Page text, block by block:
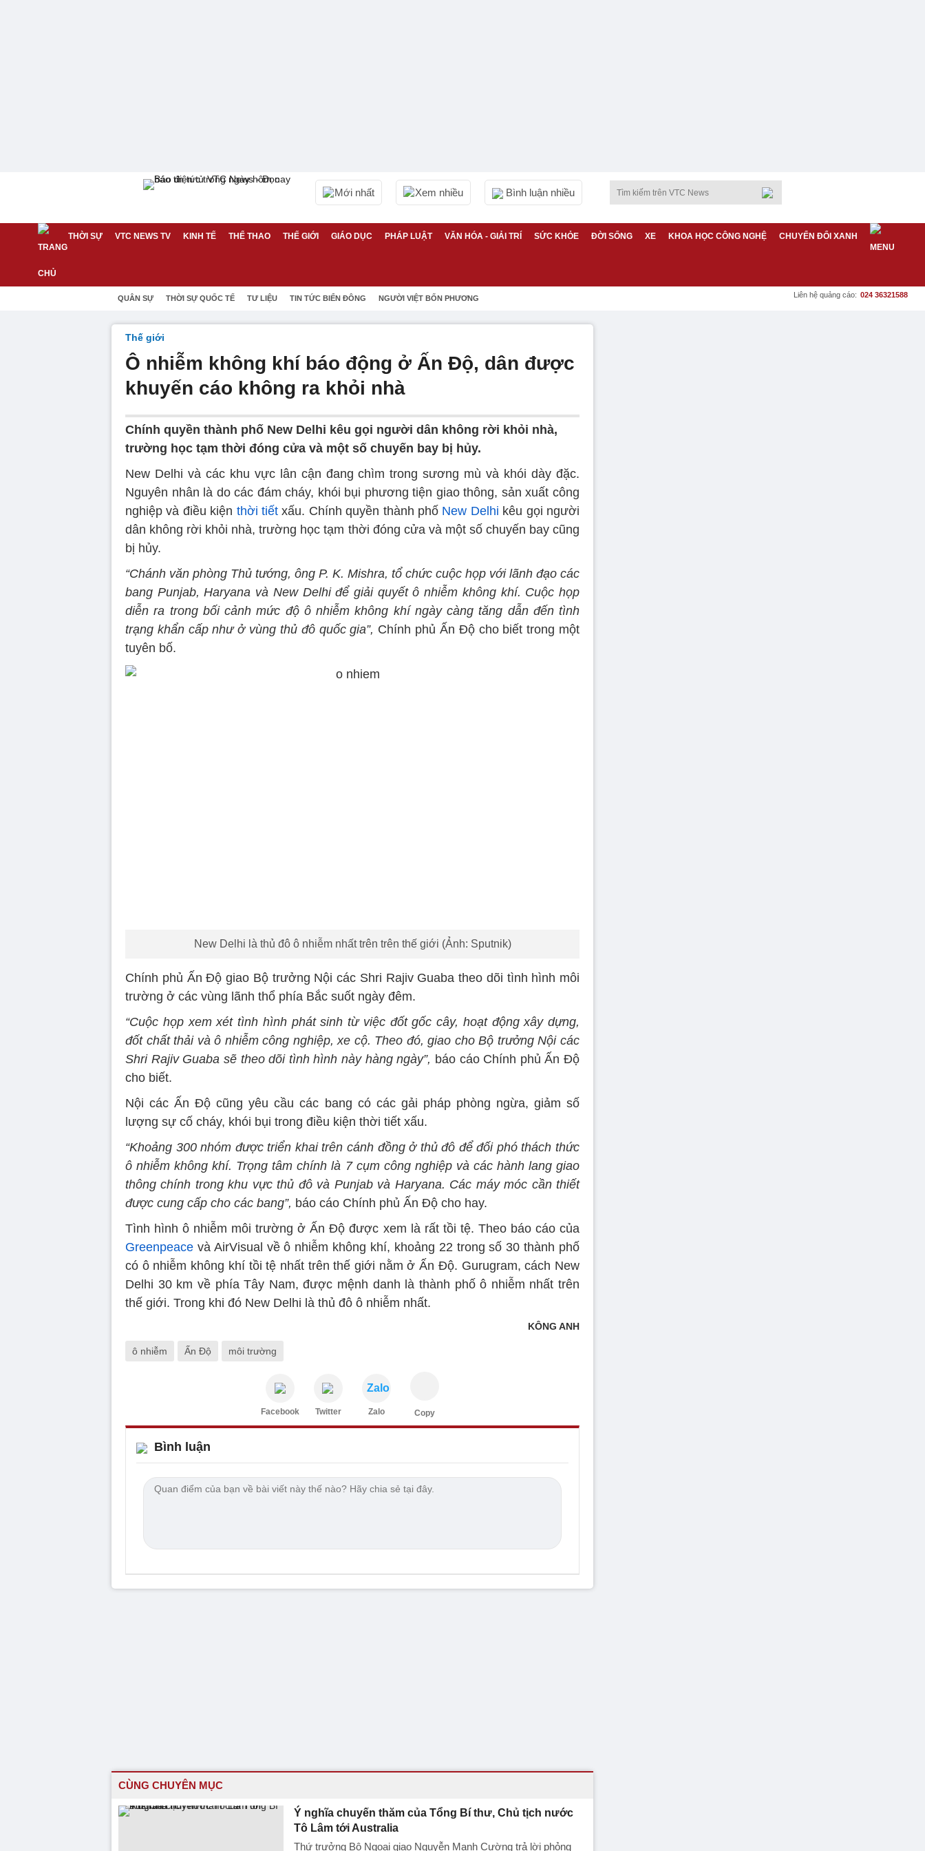
Mới nhất Xem nhiều Bình luận nhiều
THỜI SỰ VTC NEWS TV KINH TẾ THỂ THAO THẾ GIỚI GIÁO DỤC PHÁP LUẬT VĂN HÓA - GIẢI TRÍ SỨC KHỎE ĐỜI SỐNG XE KHOA HỌC CÔNG NGHỆ CHUYỂN ĐỔI XANH
QUÂN SỰ THỜI SỰ QUỐC TẾ TƯ LIỆU TIN TỨC BIỂN ĐÔNG NGƯỜI VIỆT BỐN PHƯƠNG Liên hệ quảng cáo: 024 36321588
Thế giới
Ô nhiễm không khí báo động ở Ấn Độ, dân được
khuyến cáo không ra khỏi nhà
Chính quyền thành phố New Delhi kêu gọi người dân không rời khỏi nhà,
trường học tạm thời đóng cửa và một số chuyến bay bị hủy.
New Delhi và các khu vực lân cận đang chìm trong sương mù và khói dày đặc.
Nguyên nhân là do các đám cháy, khói bụi phương tiện giao thông, sản xuất công
nghiệp và điều kiện thời tiết xấu. Chính quyền thành phố New Delhi kêu gọi người
dân không rời khỏi nhà, trường học tạm thời đóng cửa và một số chuyến bay cũng
bị hủy.
“Chánh văn phòng Thủ tướng, ông P. K. Mishra, tổ chức cuộc họp với lãnh đạo các
bang Punjab, Haryana và New Delhi để giải quyết ô nhiễm không khí. Cuộc họp
diễn ra trong bối cảnh mức độ ô nhiễm không khí ngày càng tăng dẫn đến tình
trạng khẩn cấp như ở vùng thủ đô quốc gia”, Chính phủ Ấn Độ cho biết trong một
tuyên bố.
New Delhi là thủ đô ô nhiễm nhất trên trên thế giới (Ảnh: Sputnik)
Chính phủ Ấn Độ giao Bộ trưởng Nội các Shri Rajiv Guaba theo dõi tình hình môi
trường ở các vùng lãnh thổ phía Bắc suốt ngày đêm.
“Cuộc họp xem xét tình hình phát sinh từ việc đốt gốc cây, hoạt động xây dựng,
đốt chất thải và ô nhiễm công nghiệp, xe cộ. Theo đó, giao cho Bộ trưởng Nội các
Shri Rajiv Guaba sẽ theo dõi tình hình này hàng ngày”, báo cáo Chính phủ Ấn Độ
cho biết.
Nội các Ấn Độ cũng yêu cầu các bang có các gải pháp phòng ngừa, giảm số
lượng sự cố cháy, khói bụi trong điều kiện thời tiết xấu.
“Khoảng 300 nhóm được triển khai trên cánh đồng ở thủ đô để đối phó thách thức
ô nhiễm không khí. Trọng tâm chính là 7 cụm công nghiệp và các hành lang giao
thông chính trong khu vực thủ đô và Punjab và Haryana. Các máy móc cần thiết
được cung cấp cho các bang”, báo cáo Chính phủ Ấn Độ cho hay.
Tình hình ô nhiễm môi trường ở Ấn Độ được xem là rất tồi tệ. Theo báo cáo của
Greenpeace và AirVisual về ô nhiễm không khí, khoảng 22 trong số 30 thành phố
có ô nhiễm không khí tồi tệ nhất trên thế giới nằm ở Ấn Độ. Gurugram, cách New
Delhi 30 km về phía Tây Nam, được mệnh danh là thành phố ô nhiễm nhất trên
thế giới. Trong khi đó New Delhi là thủ đô ô nhiễm nhất.
KÔNG ANH
ô nhiễm Ấn Độ môi trường
Facebook Twitter
Zalo
Zalo Copy
Bình luận
CÙNG CHUYÊN MỤC
Ý nghĩa chuyến thăm của Tổng Bí thư, Chủ tịch nước
Tô Lâm tới Australia
Thứ trưởng Bộ Ngoại giao Nguyễn Mạnh Cường trả lời phỏng